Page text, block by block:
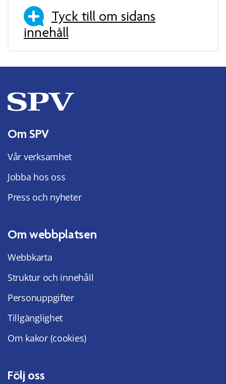
Tyck till om sidans
innehåll
Om SPV
Vår verksamhet
Jobba hos oss
Press och nyheter
Om webbplatsen
Webbkarta
Struktur och innehåll
Personuppgifter
Tillgänglighet
Om kakor (cookies)
Följ oss